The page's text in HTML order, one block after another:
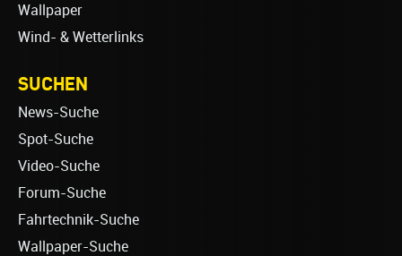
Wallpaper
Wind- & Wetterlinks
SUCHEN
News-Suche
Spot-Suche
Video-Suche
Forum-Suche
Fahrtechnik-Suche
Wallpaper-Suche